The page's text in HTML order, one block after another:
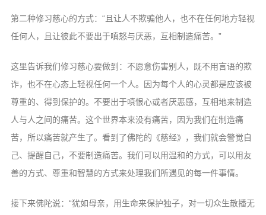
第二种修习慈心的方式：“且让人不欺骗他人，也不在任何地方轻视
任何人，且让彼此不要出于嗔怒与厌恶，互相制造痛苦。”
这里告诉我们修习慈心要做到：不愿意伤害别人，既不用言语的欺
诈，也不在心态上轻视任何一个人。因为每个人的心灵都是应该被
尊重的、得到保护的。不要出于嗔恨心或者厌恶感，互相地来制造
人与人之间的痛苦。这个世界本来没有痛苦，因为我们在制造痛
苦，所以痛苦就产生了。看到了佛陀的《慈经》，我们就会警觉自
己、提醒自己，不要制造痛苦。我们可以用温和的方式，可以用友
善的方式、尊重和智慧的方式来处理我们所遇见的每一件事情。
接下来佛陀说：“犹如母亲，用生命来保护独子，对一切众生散播无